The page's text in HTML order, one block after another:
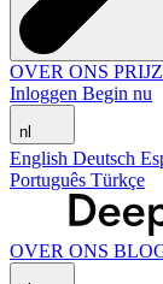
OVER ONS
Inloggen Begin nu
nl
English Deutsch
Português Türkçe
OVER ONS